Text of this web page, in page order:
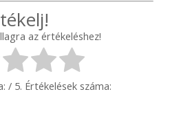
az értékeléshez!
/ 5. Értékelések száma: